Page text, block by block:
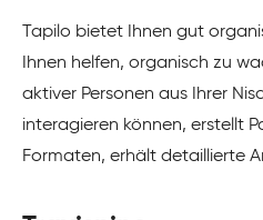
Tapilo bietet Ihnen gut
Ihnen helfen, organisch zu
aktiver Personen aus Ihrer
interagieren können, erstellt
Formaten, erhält detaillierte